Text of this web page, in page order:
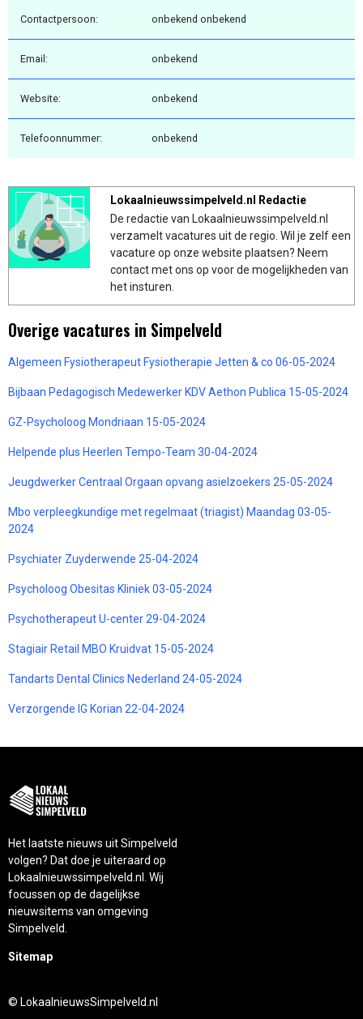
Contactpersoon: onbekend onbekend
Email: onbekend
Website: onbekend
Telefoonnummer: onbekend
Lokaalnieuwssimpelveld.nl Redactie
De redactie van Lokaalnieuwssimpelveld.nl
verzamelt vacatures uit de regio. Wil je zelf een
vacature op onze website plaatsen? Neem
contact met ons op voor de mogelijkheden van
het insturen.
Overige vacatures in Simpelveld
Algemeen Fysiotherapeut Fysiotherapie Jetten & co 06-05-2024
Bijbaan Pedagogisch Medewerker KDV Aethon Publica 15-05-2024
GZ-Psycholoog Mondriaan 15-05-2024
Helpende plus Heerlen Tempo-Team 30-04-2024
Jeugdwerker Centraal Orgaan opvang asielzoekers 25-05-2024
Mbo verpleegkundige met regelmaat (triagist) Maandag 03-05-
2024
Psychiater Zuyderwende 25-04-2024
Psycholoog Obesitas Kliniek 03-05-2024
Psychotherapeut U-center 29-04-2024
Stagiair Retail MBO Kruidvat 15-05-2024
Tandarts Dental Clinics Nederland 24-05-2024
Verzorgende IG Korian 22-04-2024
Het laatste nieuws uit Simpelveld
volgen? Dat doe je uiteraard op
Lokaalnieuwssimpelveld.nl. Wij
focussen op de dagelijkse
nieuwsitems van omgeving
Simpelveld.
Sitemap
© LokaalnieuwsSimpelveld.nl